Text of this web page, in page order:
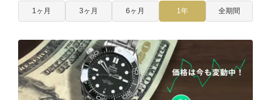
1ヶ月 3ヶ月 6ヶ月 1年 全期間